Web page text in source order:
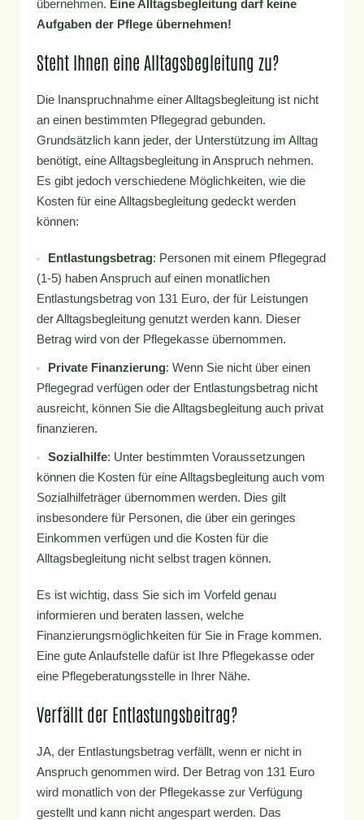
übernehmen. Eine Alltagsbegleitung darf keine
Aufgaben der Pflege übernehmen!
Steht Ihnen eine Alltagsbegleitung zu?
Die Inanspruchnahme einer Alltagsbegleitung ist nicht
an einen bestimmten Pflegegrad gebunden.
Grundsätzlich kann jeder, der Unterstützung im Alltag
benötigt, eine Alltagsbegleitung in Anspruch nehmen.
Es gibt jedoch verschiedene Möglichkeiten, wie die
Kosten für eine Alltagsbegleitung gedeckt werden
können:
Entlastungsbetrag: Personen mit einem Pflegegrad
(1-5) haben Anspruch auf einen monatlichen
Entlastungsbetrag von 131 Euro, der für Leistungen
der Alltagsbegleitung genutzt werden kann. Dieser
Betrag wird von der Pflegekasse übernommen.
Private Finanzierung: Wenn Sie nicht über einen
Pflegegrad verfügen oder der Entlastungsbetrag nicht
ausreicht, können Sie die Alltagsbegleitung auch privat
finanzieren.
Sozialhilfe: Unter bestimmten Voraussetzungen
können die Kosten für eine Alltagsbegleitung auch vom
Sozialhilfeträger übernommen werden. Dies gilt
insbesondere für Personen, die über ein geringes
Einkommen verfügen und die Kosten für die
Alltagsbegleitung nicht selbst tragen können.
Es ist wichtig, dass Sie sich im Vorfeld genau
informieren und beraten lassen, welche
Finanzierungsmöglichkeiten für Sie in Frage kommen.
Eine gute Anlaufstelle dafür ist Ihre Pflegekasse oder
eine Pflegeberatungsstelle in Ihrer Nähe.
Verfällt der Entlastungsbeitrag?
JA, der Entlastungsbetrag verfällt, wenn er nicht in
Anspruch genommen wird. Der Betrag von 131 Euro
wird monatlich von der Pflegekasse zur Verfügung
gestellt und kann nicht angespart werden. Das